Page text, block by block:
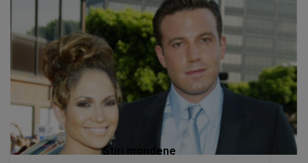
Stiri mondene